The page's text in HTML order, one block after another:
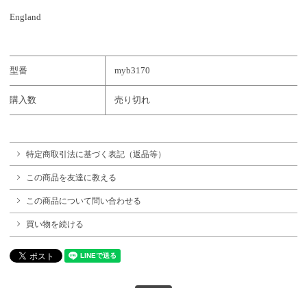
England
型番 myb3170
購入数 売り切れ
特定商取引法に基づく表記（返品等）
この商品を友達に教える
この商品について問い合わせる
買い物を続ける